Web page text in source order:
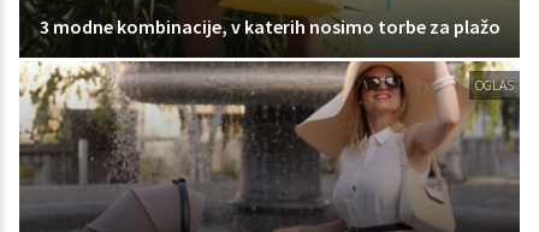
3 modne kombinacije, v katerih nosimo torbe za plažo
OGLAS